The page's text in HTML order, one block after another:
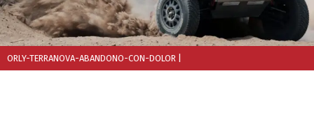
ORLY-TERRANOVA-ABANDONO-CON-DOLOR